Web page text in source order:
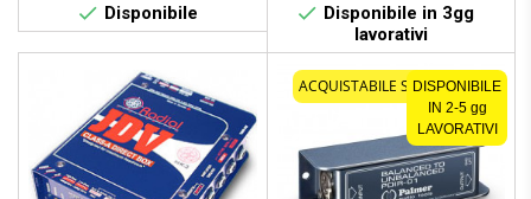
 Disponibile  Disponibile in 3gg
lavorativi
ACQUISTABILE SOLO ONLINE
DISPONIBILE
IN 2-5 gg
LAVORATIVI